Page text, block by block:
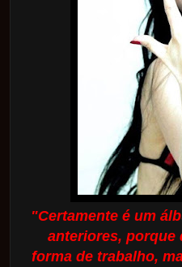
"Certamente é um
anteriores, porque
forma de trabalho,